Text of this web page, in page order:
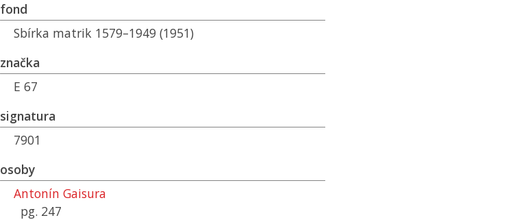
fond
Sbírka matrik 1579–1949 (1951)
značka
E 67
signatura
7901
osoby
Antonín Gaisura
pg. 247